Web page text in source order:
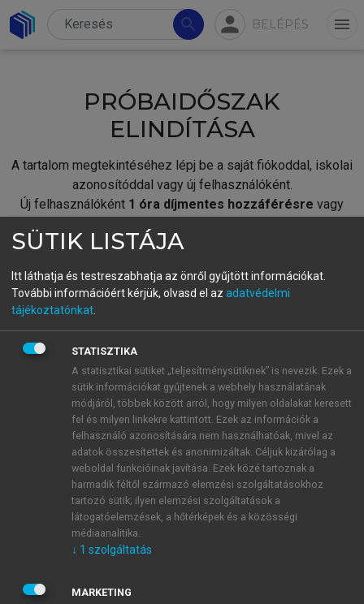
search person BELÉPÉS menu
PRÓBAIDŐSZAK
ELINDÍTÁSA
A tartalom megtekintéséhez lépj be a saját fiókoddal, iskolai
azonosítóddal vagy új felhasználóként.
Új felhasználóként 1 óra díjmentes hozzáférésre vagy
fiókoddal,vagy hozz létre új fiókot.
A regisztráció után apróbaidőszakautomatikusan
BELÉPÉS SAJÁT FIÓKKAL
ÚJ FIÓK LÉTREHOZÁSA
1 óra díjmentes hozzáférés
E-MAIL-CÍM
JELSZÓ
SÜTIK LISTÁJA
Itt láthatja és testreszabhatja az önről gyűjtött információkat.
További információért kérjük, olvasd el az adatvédelmi
tájékoztatónkat
STATISZTIKA
A statisztikai sütiket „teljesítménysütiknek” is nevezik. Ezek a
sütik információkat gyűjtenek a webhely használatának
módjáról, többek között arról, hogy milyen oldalakat keresett
fel és milyen linkekre kattintott. Ezek az információk a
felhasználó azonosítására nem használhatóak, mivel az
adatok összesítettek és anonimizáltak. Céljuk kizárólag a
weboldal funkcióinak javítása. Ezek közé tartoznak a
harmadik féltől származó elemzési szolgáltatásokhoz
tartozó sütik; ilyen elemzési szolgáltatások a
látogatóelemzések, a hőtérképek és a közösségi
médiaanalitika.
↓ 1 szolgáltatás
MARKETING